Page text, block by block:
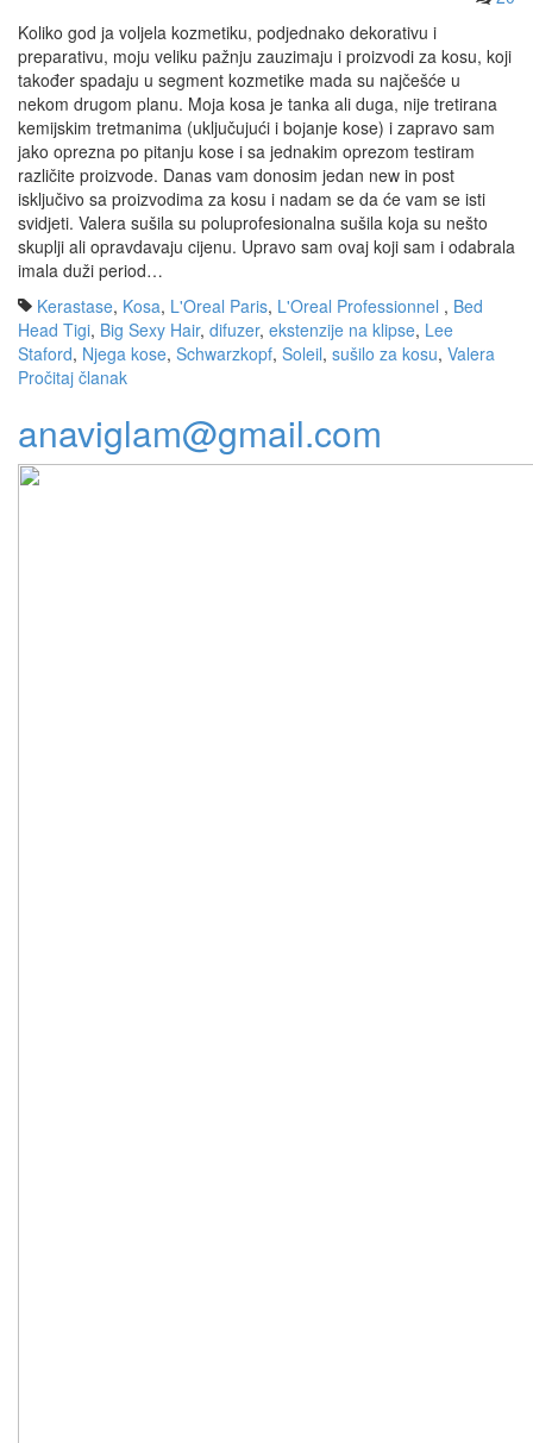
Koliko god ja voljela kozmetiku, podjednako dekorativu i
preparativu, moju veliku pažnju zauzimaju i proizvodi za kosu, koji
također spadaju u segment kozmetike mada su najčešće u
nekom drugom planu. Moja kosa je tanka ali duga, nije tretirana
kemijskim tretmanima (uključujući i bojanje kose) i zapravo sam
jako oprezna po pitanju kose i sa jednakim oprezom testiram
različite proizvode. Danas vam donosim jedan new in post
isključivo sa proizvodima za kosu i nadam se da će vam se isti
svidjeti. Valera sušila su poluprofesionalna sušila koja su nešto
skuplji ali opravdavaju cijenu. Upravo sam ovaj koji sam i odabrala
imala duži period…
Kerastase, Kosa, L'Oreal Paris, L'Oreal Professionnel , Bed
Head Tigi, Big Sexy Hair, difuzer, ekstenzije na klipse, Lee
Staford, Njega kose, Schwarzkopf, Soleil, sušilo za kosu, Valera
Pročitaj članak
anaviglam@gmail.com